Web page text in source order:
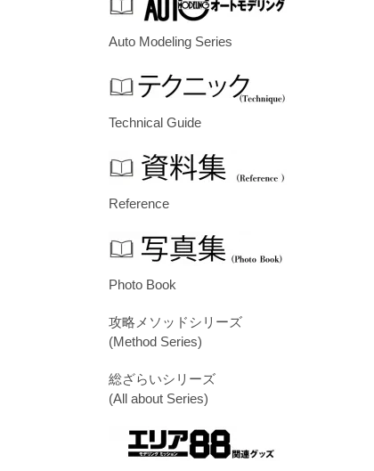
Auto Modeling Series
Technical Guide
Reference
Photo Book
攻略メソッドシリーズ
(Method Series)
総ざらいシリーズ
(All about Series)